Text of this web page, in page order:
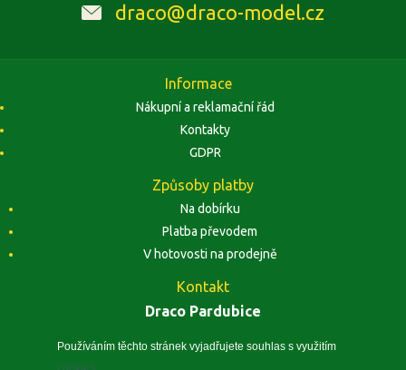
Používáním těchto stránek vyjadřujete souhlas s využitím
draco@draco-model.cz
Informace
Nákupní a reklamační řád
Kontakty
GDPR
Způsoby platby
Na dobírku
Platba převodem
V hotovosti na prodejně
Kontakt
Draco Pardubice
Zobrazit na mapě